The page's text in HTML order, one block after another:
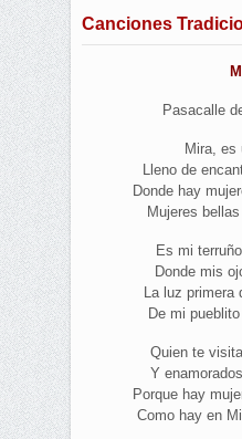
Canciones
Pasacalle
Mira, es
Lleno de
Donde hay
Mujeres
Es mi
Donde mis
La luz primera
De mi
Quien te
Y
Porque hay
Como hay en